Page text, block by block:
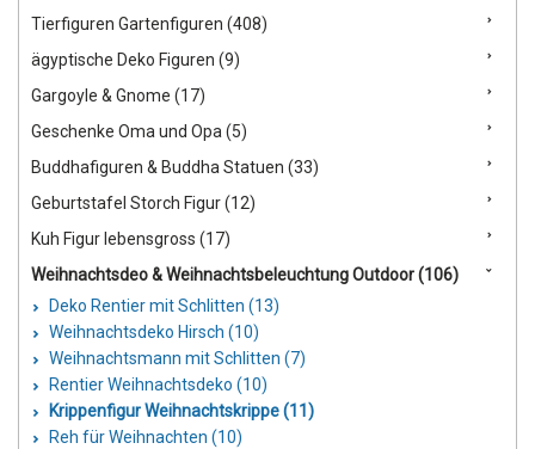
Tierfiguren Gartenfiguren (408)
ägyptische Deko Figuren (9)
Gargoyle & Gnome (17)
Geschenke Oma und Opa (5)
Buddhafiguren & Buddha Statuen (33)
Geburtstafel Storch Figur (12)
Kuh Figur lebensgross (17)
Weihnachtsdeo & Weihnachtsbeleuchtung Outdoor (106)
Deko Rentier mit Schlitten (13)
Weihnachtsdeko Hirsch (10)
Weihnachtsmann mit Schlitten (7)
Rentier Weihnachtsdeko (10)
Krippenfigur Weihnachtskrippe (11)
Reh für Weihnachten (10)